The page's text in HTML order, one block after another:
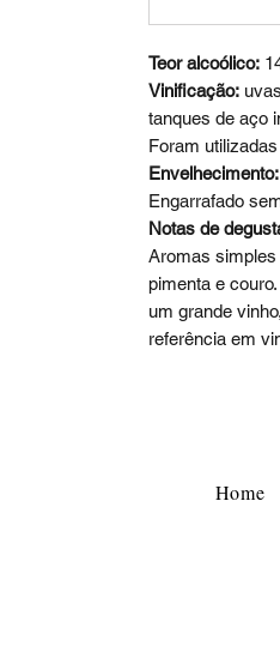
Teor alcoólico:
Vinificação:
tanques de aço
Foram
Envelhecimento:
Engarrafado
Notas de
Aromas
pimenta e
um grande
referência em
Home